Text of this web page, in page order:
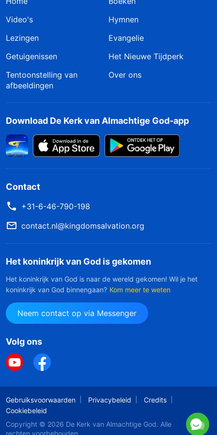
Video's
Hymnen
Lezingen
Evangelie
Getuigenissen
Het Nieuwe Tijdperk
Tentoonstelling van
afbeeldingen
Over ons
Download De Kerk van Almachtige God-app
Contact
+31-6-46-790-198
contact.nl@kingdomsalvation.org
Het koninkrijk van God is gekomen
Het koninkrijk van God is naar de wereld gekomen! Wil je het
koninkrijk van God binnengaan? Kom meer te weten
Neem contact op via Messenger
Volg ons
Gebruiksvoorwaarden Privacybeleid
Credits
Cookiebeleid
Copyright © 2026 De Kerk van Almachtige God. Alle
rechten voorbehouden.